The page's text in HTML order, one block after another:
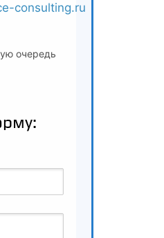
consulting.ru
очередь